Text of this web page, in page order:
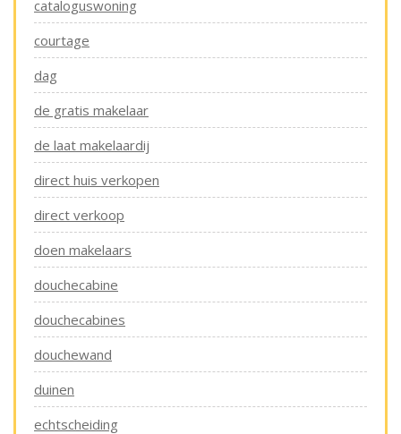
cataloguswoning
courtage
dag
de gratis makelaar
de laat makelaardij
direct huis verkopen
direct verkoop
doen makelaars
douchecabine
douchecabines
douchewand
duinen
echtscheiding